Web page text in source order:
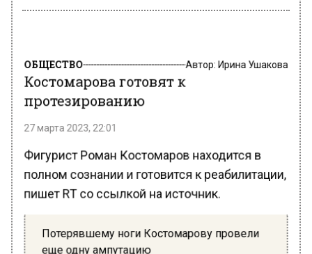
Костомарова готовят к
протезированию
Фигурист Роман Костомаров находится в
полном сознании и готовится к реабилитации,
пишет RT со ссылкой на источник.
Потерявшему ноги Костомарову провели
еще одну ампутацию